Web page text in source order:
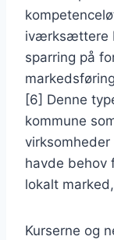
iværksættere
sparring på
[6] Denne
kommune
havde behov
lokalt
Kurserne og